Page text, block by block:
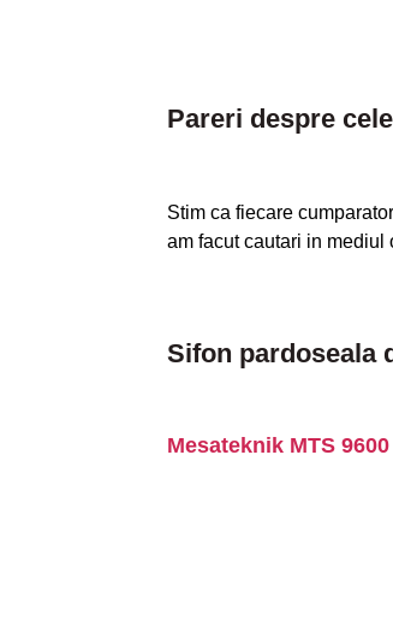
Pareri despre
Stim ca fiecare
am facut cautari in mediul
Sifon pardoseala
Mesateknik MTS 9600